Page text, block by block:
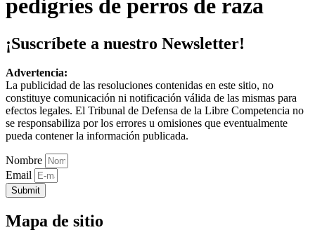
pedigries de perros de raza
¡Suscríbete a nuestro Newsletter!
Advertencia:
La publicidad de las resoluciones contenidas en este sitio, no
constituye comunicación ni notificación válida de las mismas para
efectos legales. El Tribunal de Defensa de la Libre Competencia no
se responsabiliza por los errores u omisiones que eventualmente
pueda contener la información publicada.
Nombre
Email
Submit
Mapa de sitio